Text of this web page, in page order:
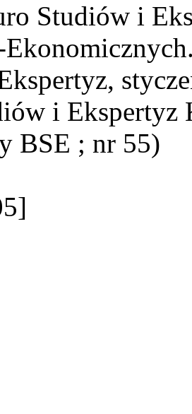
Studiów i
i Ekspertyz
BSE ; nr 55)